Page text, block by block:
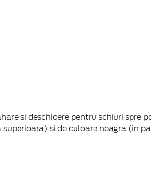
si deschidere pentru schiuri spre
si de culoare neagra (in